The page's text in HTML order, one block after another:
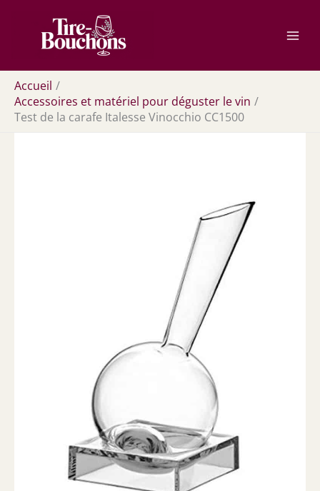
contenu
Accueil
Accessoires et matériel pour déguster le vin
Test de la carafe Italesse Vinocchio CC1500